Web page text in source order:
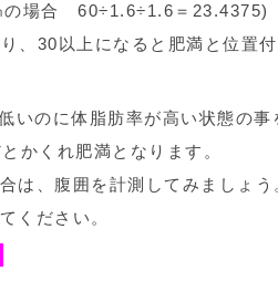
場合 60÷1.6÷1.6＝23.4375)
、30以上になると肥満と位置付
いのに体脂肪率が高い状態の
かくれ肥満となります。
は、腹囲を計測してみましょ
ください。